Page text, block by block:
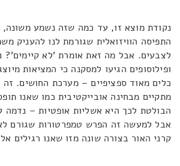
נקודת מוצא זו, עד כמה שזה נשמע משונה,
התפיסה הוויזואלית שגורמת לנו להעניק
לצבעים. אבל מה זאת אומרת 'לא קיימים'?
ופילוסופים הגיעו למסקנה כי המציאות
כלים מאוד ספציפיים – מערכת החושים.
מתקיים מבחינה אובייקטיבית כמו שאנו
הבולטת לכך היא אשליות אופטיות – נדמה
אבל למעשה זה הפרש טמפרטורות שגורם
קרני האור בצורה שונה מזו שאנו רגילים